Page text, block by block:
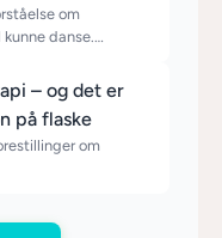
om
danse.…
– og det er
på flaske
om